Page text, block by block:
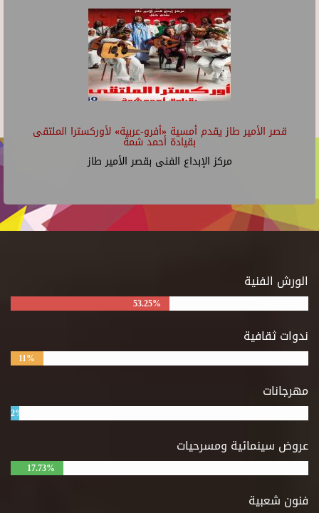
قصر الأمير طاز يقدم أمسية «أفرو-عربية» لأوركسترا الملتقى
بقيادة أحمد شمة
مركز الإبداع الفنى بقصر الأمير طاز
الورش الفنية
53.25%
ندوات ثقافية
11%
مهرجانات
2%
عروض سينمائية ومسرحيات
17.73%
فنون شعبية